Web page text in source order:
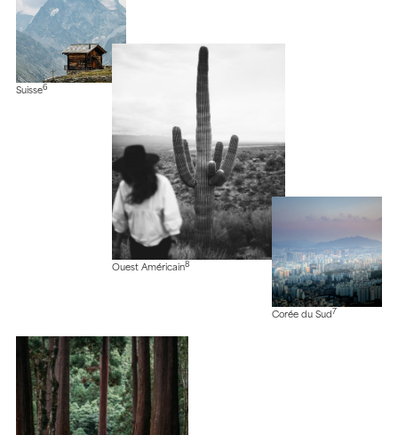
Suisse6
Ouest Américain8
Corée du Sud 7